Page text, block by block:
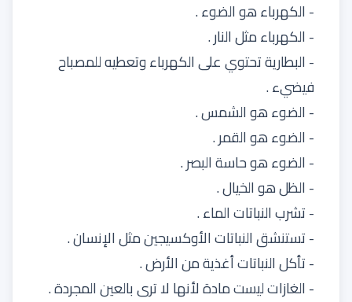
- الكهرباء هو الضوء .
- الكهرباء مثل النار .
- البطارية تحتوي على الكهرباء وتعطيه للمصباح
فيضيء .
- الضوء هو الشمس .
- الضوء هو القمر .
- الضوء هو حاسة البصر .
- الظل هو الخيال .
- تشرب النباتات الماء .
- تستنشق النباتات الأوكسيجين مثل الإنسان .
- تأكل النباتات أغذية من الأرض .
- الغازات ليست مادة لأنها لا ترى بالعين المجردة .